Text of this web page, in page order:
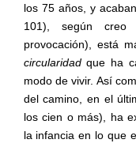
los 75 años, y
101), según
provocación), está
circularidadque ha
modo de vivir. Así
del camino, en el
los cien o más), ha
la infancia en lo que